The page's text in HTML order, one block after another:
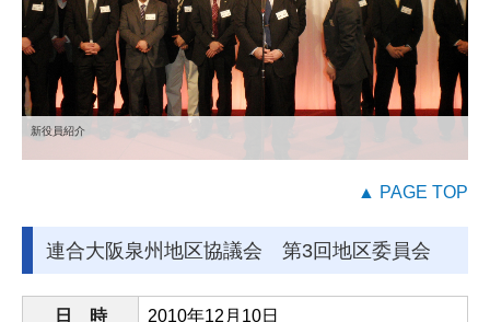
新役員紹介
▲ PAGE TOP
連合大阪泉州地区協議会 第3回地区委員会
日 時 2010年12月10日